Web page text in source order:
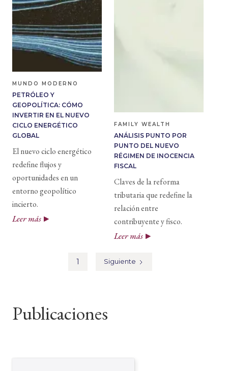
MUNDO MODERNO
PETRÓLEO Y
GEOPOLÍTICA: CÓMO
INVERTIR EN EL NUEVO
CICLO ENERGÉTICO
GLOBAL
El nuevo ciclo energético
redefine flujos y
oportunidades en un
entorno geopolítico
incierto.
Leer más
FAMILY WEALTH
ANÁLISIS PUNTO POR
PUNTO DEL NUEVO
RÉGIMEN DE INOCENCIA
FISCAL
Claves de la reforma
tributaria que redefine la
relación entre
contribuyente y fisco.
Leer más
1 Siguiente
Publicaciones